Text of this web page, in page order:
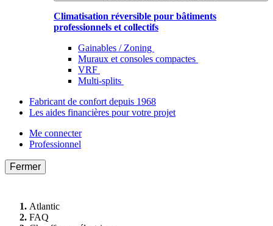
Climatisation réversible pour bâtiments
professionnels et collectifs
Gainables / Zoning
Muraux et consoles compactes
VRF
Multi-splits
Fabricant de confort depuis 1968
Les aides financières pour votre projet
Me connecter
Professionnel
Fermer
Atlantic
FAQ